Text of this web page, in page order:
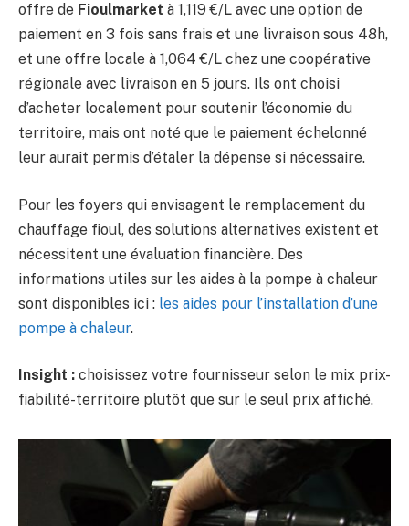
offre de Fioulmarket à 1,119 €/L avec une option de
paiement en 3 fois sans frais et une livraison sous 48h,
et une offre locale à 1,064 €/L chez une coopérative
régionale avec livraison en 5 jours. Ils ont choisi
d’acheter localement pour soutenir l’économie du
territoire, mais ont noté que le paiement échelonné
leur aurait permis d’étaler la dépense si nécessaire.
Pour les foyers qui envisagent le remplacement du
chauffage fioul, des solutions alternatives existent et
nécessitent une évaluation financière. Des
informations utiles sur les aides à la pompe à chaleur
sont disponibles ici : les aides pour l’installation d’une
pompe à chaleur.
Insight : choisissez votre fournisseur selon le mix prix-
fiabilité-territoire plutôt que sur le seul prix affiché.